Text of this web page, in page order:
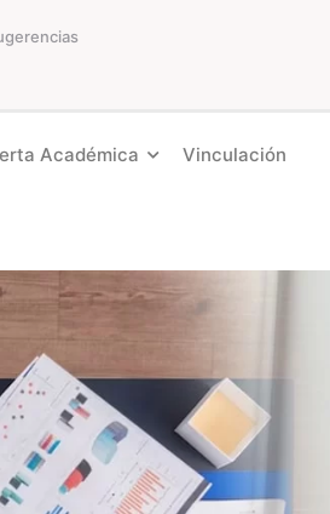
Académica Vinculación